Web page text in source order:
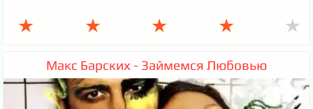
★ ★ ★ ★ ★
Макс Барских - Займемся Любовью